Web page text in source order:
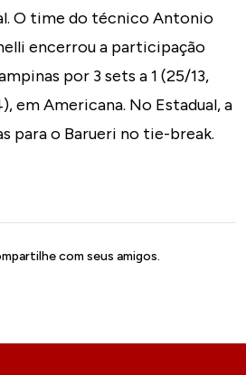
O time do técnico Antonio
encerrou a participação
por 3 sets a 1 (25/13,
em Americana. No Estadual, a
para o Barueri no tie-break.
com seus amigos.